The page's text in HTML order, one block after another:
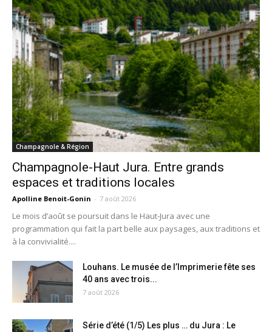
Champagnole & Région
Champagnole-Haut Jura. Entre grands
espaces et traditions locales
Apolline Benoit-Gonin - 7 août 2026
Le mois d’août se poursuit dans le Haut-Jura avec une
programmation qui fait la part belle aux paysages, aux traditions et
à la convivialité....
Louhans. Le musée de l’Imprimerie fête ses
40 ans avec trois...
7 août 2026
Série d’été (1/5) Les plus … du Jura : Le